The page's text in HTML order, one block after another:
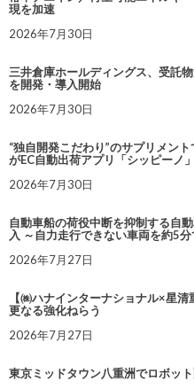
現を加速
2026年7月30日
三井倉庫ホールディングス、受託
を開発・導入開始
2026年7月30日
“独自開発こだわり”のサプリメン
がEC自動出荷アプリ「シッピーノ
2026年7月30日
自動車船の荷役中断を抑制する自
入 ～自力走行できない車両を約5
2026年7月27日
【㈱ハナインターナショナル×星
更なる強化ねらう
2026年7月27日
東京ミッドタウン八重洲でロボッ